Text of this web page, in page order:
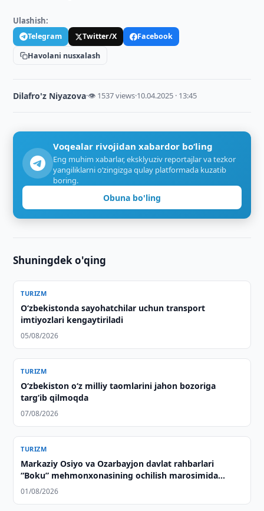
Ulashish:
Telegram Twitter/X
Facebook
Havolani nusxalash
Dilafro'z Niyazova·👁 1537 views·10.04.2025 · 13:45
Voqealar rivojidan xabardor bo‘ling
Eng muhim xabarlar, eksklyuziv reportajlar va tezkor
yangiliklarni o‘zingizga qulay platformada kuzatib
boring.
Obuna bo'ling
Shuningdek o'qing
TURIZM
Oʻzbekistonda sayohatchilar uchun transport
imtiyozlari kengaytiriladi
05/08/2026
TURIZM
Oʻzbekiston oʻz milliy taomlarini jahon bozoriga
targʻib qilmoqda
07/08/2026
TURIZM
Markaziy Osiyo va Ozarbayjon davlat rahbarlari
“Boku” mehmonxonasining ochilish marosimida
ishtirok etdilar
01/08/2026